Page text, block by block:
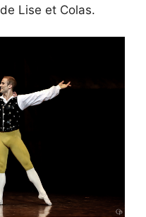
Lise et Colas.